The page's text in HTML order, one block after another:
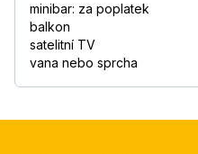
minibar: za poplatek
balkon
satelitní TV
vana nebo sprcha